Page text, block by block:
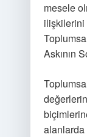
mesele
ilişkilerini
Askının